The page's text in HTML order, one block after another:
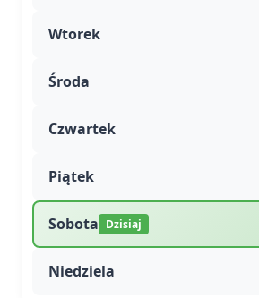
Wtorek
Środa
Czwartek
Piątek
Sobota Dzisiaj
Niedziela